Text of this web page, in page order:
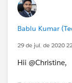
Bablu Kumar
29 de jul. de 2020
Hii @Christine,